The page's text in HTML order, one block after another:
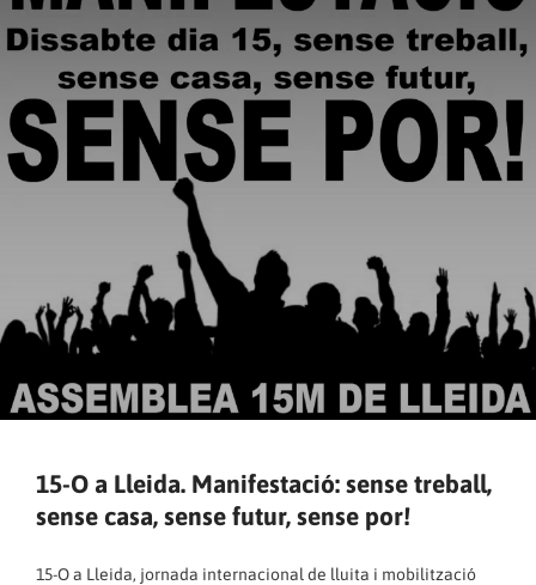
15-O a Lleida. Manifestació: sense treball,
sense casa, sense futur, sense por!
15-O a Lleida, jornada internacional de lluita i mobilització